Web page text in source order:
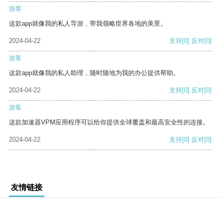
游客
这款app就像我的私人导游，带我领略世界各地的美景。
2024-04-22 支持[0] 反对[0]
游客
这款app就像我的私人助理，随时随地为我的办公提供帮助。
2024-04-22 支持[0] 反对[0]
游客
这款加速器VPM应用程序可以给你提供全球覆盖和最高安全性的连接。
2024-04-22 支持[0] 反对[0]
友情链接